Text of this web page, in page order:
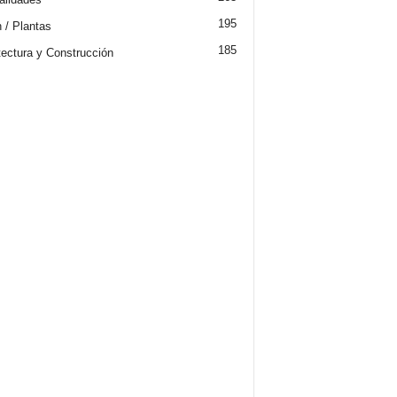
/ Plantas 195
y Construcción 185